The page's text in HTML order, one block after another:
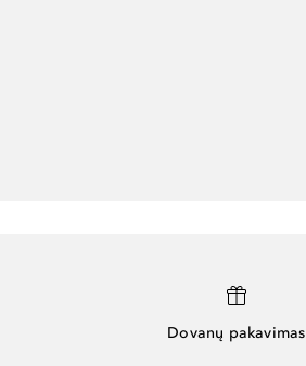
Dovanų pakavimas